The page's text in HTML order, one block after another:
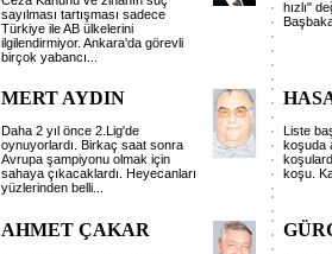
sayılması tartışması sadece
Türkiye ile AB ülkelerini
ilgilendirmiyor. Ankara'da görevli
birçok yabancı
hızlı"
MERT AYDIN
Daha 2 yıl önce 2.Lig'de
oynuyorlardı. Birkaç saat sonra
Avrupa şampiyonu olmak için
sahaya çıkacaklardı. Heyecanları
yüzlerinden belli
Liste
koşuda
koşu.
AHMET ÇAKAR